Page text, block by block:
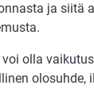
ja siitä
olla